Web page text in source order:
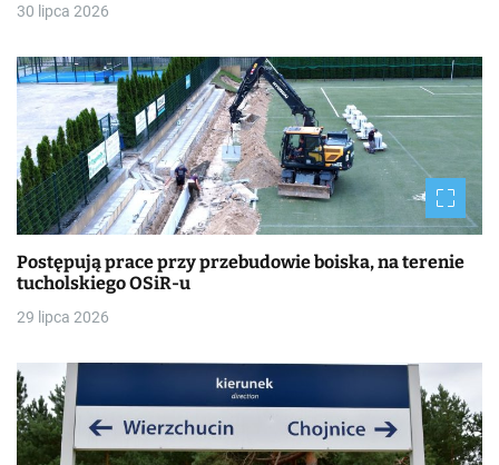
30 lipca 2026
Postępują prace przy przebudowie boiska, na terenie
tucholskiego OSiR-u
29 lipca 2026